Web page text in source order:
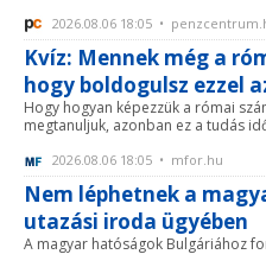
2026.08.06 18:05 •
Kvíz: Mennek még a
hogy boldogulsz ezzel
Hogy hogyan képezzük a római
megtanuljuk, azonban ez a tudás
2026.08.06 18:05 • mfor.hu
Nem léphetnek a
utazási iroda ügyében
A magyar hatóságok Bulgáriához